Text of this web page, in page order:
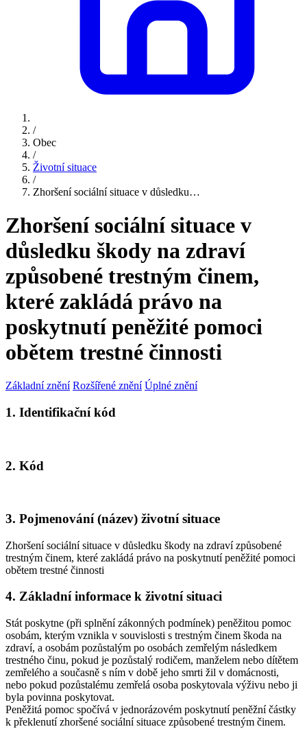
/
Obec
/
Životní situace
/
Zhoršení sociální situace v důsledku…
Zhoršení sociální situace v
důsledku škody na zdraví
způsobené trestným činem,
které zakládá právo na
poskytnutí peněžité pomoci
obětem trestné činnosti
Základní znění Rozšířené znění Úplné znění
1. Identifikační kód
2. Kód
3. Pojmenování (název) životní situace
Zhoršení sociální situace v důsledku škody na zdraví způsobené
trestným činem, které zakládá právo na poskytnutí peněžité pomoci
obětem trestné činnosti
4. Základní informace k životní situaci
Stát poskytne (při splnění zákonných podmínek) peněžitou pomoc
osobám, kterým vznikla v souvislosti s trestným činem škoda na
zdraví, a osobám pozůstalým po osobách zemřelým následkem
trestného činu, pokud je pozůstalý rodičem, manželem nebo dítětem
zemřelého a současně s ním v době jeho smrti žil v domácnosti,
nebo pokud pozůstalému zemřelá osoba poskytovala výživu nebo ji
byla povinna poskytovat.
Peněžitá pomoc spočívá v jednorázovém poskytnutí peněžní částky
k překlenutí zhoršené sociální situace způsobené trestným činem.